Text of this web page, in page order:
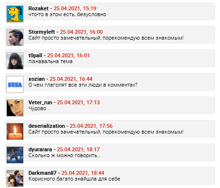
Rozaket - 25.04.2021, 15:19
что-то в этом есть, безусловно
Stormyleft - 25.04.2021, 16:00
Сайт просто замечательный, порекомендую всем знакомым!
t0pall - 25.04.2021, 16:01
пізнавальна тема
xozian - 25.04.2021, 16:44
О чем глаголят все эти люди в комментах?
Veter_run - 25.04.2021, 17:13
Чудово ..
deserialization - 25.04.2021, 17:56
Сайт просто замечательный, порекомендую всем знакомым!
dyurarara - 25.04.2021, 18:17
Сколько ж можно говорить…
Darkman87 - 25.04.2021, 18:44
Корисного багато знайшла для себе